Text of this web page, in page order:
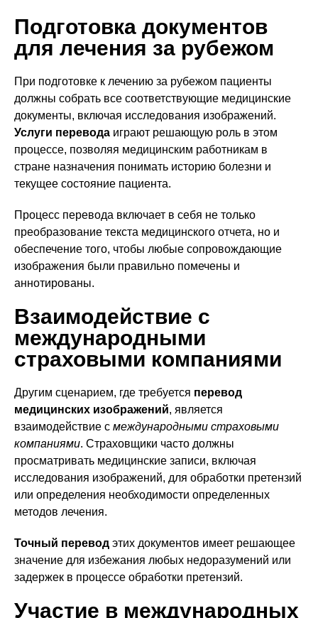
Подготовка документов
для лечения за рубежом
При подготовке к лечению за рубежом пациенты
должны собрать все соответствующие медицинские
документы, включая исследования изображений.
Услуги перевода играют решающую роль в этом
процессе, позволяя медицинским работникам в
стране назначения понимать историю болезни и
текущее состояние пациента.
Процесс перевода включает в себя не только
преобразование текста медицинского отчета, но и
обеспечение того, чтобы любые сопровождающие
изображения были правильно помечены и
аннотированы.
Взаимодействие с
международными
страховыми компаниями
Другим сценарием, где требуется перевод
медицинских изображений, является
взаимодействие с международными страховыми
компаниями. Страховщики часто должны
просматривать медицинские записи, включая
исследования изображений, для обработки претензий
или определения необходимости определенных
методов лечения.
Точный перевод этих документов имеет решающее
значение для избежания любых недоразумений или
задержек в процессе обработки претензий.
Участие в международных